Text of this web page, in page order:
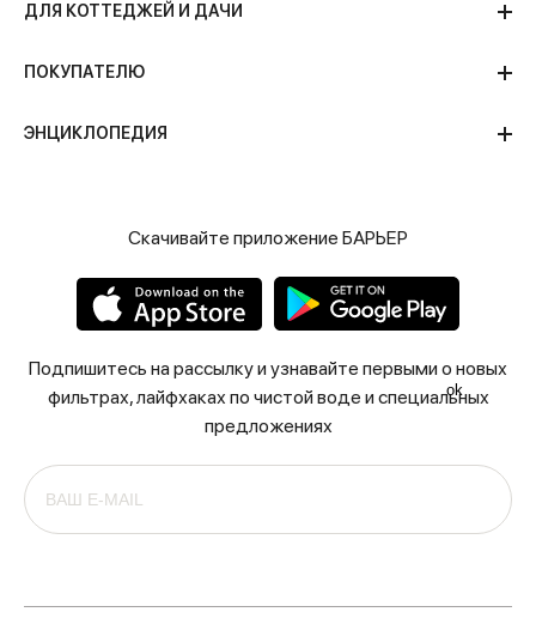
ДЛЯ КОТТЕДЖЕЙ И ДАЧИ
ПОКУПАТЕЛЮ
ЭНЦИКЛОПЕДИЯ
Скачивайте приложение БАРЬЕР
Подпишитесь на рассылку и узнавайте первыми о новых
фильтрах, лайфхаках по чистой воде и специальных
предложениях
ok